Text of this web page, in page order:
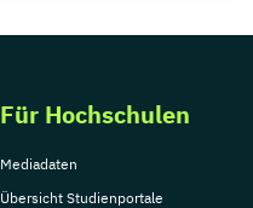
Für Hochschulen
Mediadaten
Übersicht Studienportale